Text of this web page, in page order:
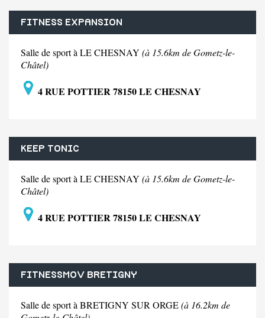
FITNESS EXPANSION
Salle de sport à LE CHESNAY (à 15.6km de Gometz-le-
Châtel)
4 RUE POTTIER 78150 LE CHESNAY
KEEP TONIC
Salle de sport à LE CHESNAY (à 15.6km de Gometz-le-
Châtel)
4 RUE POTTIER 78150 LE CHESNAY
FITNESSMOV BRETIGNY
Salle de sport à BRETIGNY SUR ORGE(à 16.2km de